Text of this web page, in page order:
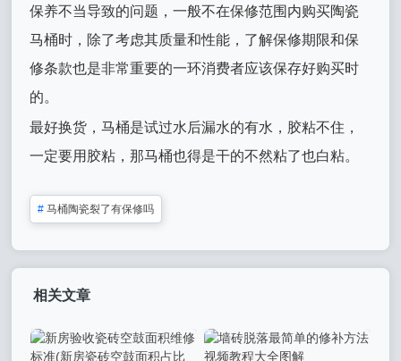
保养不当导致的问题，一般不在保修范围内购买陶瓷
马桶时，除了考虑其质量和性能，了解保修期限和保
修条款也是非常重要的一环消费者应该保存好购买时
的。
最好换货，马桶是试过水后漏水的有水，胶粘不住，
一定要用胶粘，那马桶也得是干的不然粘了也白粘。
# 马桶陶瓷裂了有保修吗
相关文章